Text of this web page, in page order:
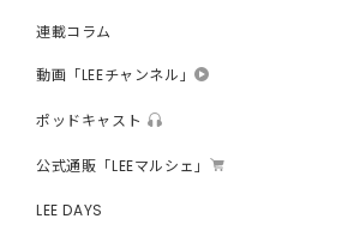
連載コラム
動画「LEEチャンネル」
ポッドキャスト
公式通販「LEEマルシェ」
LEE DAYS